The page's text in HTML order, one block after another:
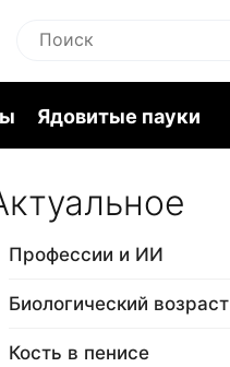
Ядовитые пауки
Профессии и ИИ
Биологический возраст
Кость в пенисе